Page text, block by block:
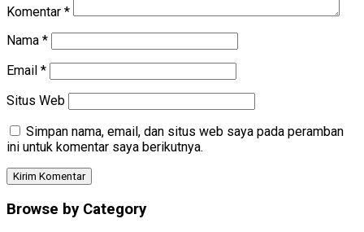
Komentar *
Nama *
Email *
Situs Web
Simpan nama, email, dan situs web saya pada peramban
ini untuk komentar saya berikutnya.
Browse by Category